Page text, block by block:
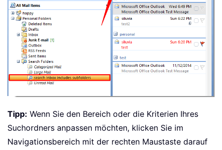
Tipp: Wenn Sie den Bereich oder die Kriterien Ihres
Suchordners anpassen möchten, klicken Sie im
Navigationsbereich mit der rechten Maustaste darauf